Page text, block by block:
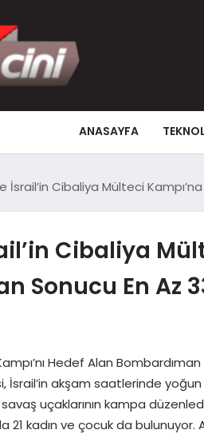
ANASAYFA
İsrail’in Cibaliya Mülteci
Cibaliya
Sonucu En Az
Hedef Alan
İsrail’in akşam saatlerinde
uçaklarının kampa
21 kadın ve çocuk da bulunuyor.